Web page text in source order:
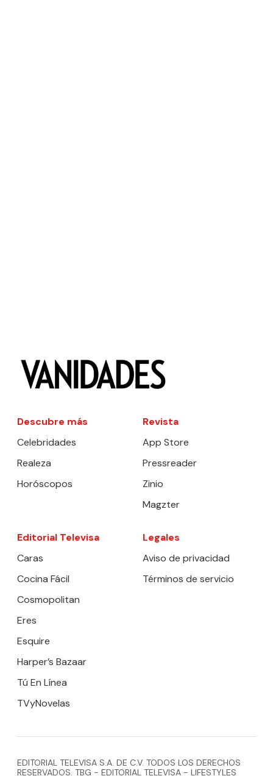
Descubre más
Celebridades
Realeza
Horóscopos
Revista
App Store
Pressreader
Zinio
Magzter
Editorial Televisa
Caras
Cocina Fácil
Cosmopolitan
Eres
Esquire
Harper’s Bazaar
Tú En Línea
TVyNovelas
Legales
Aviso de privacidad
Términos de servicio
EDITORIAL TELEVISA S.A. DE C.V. TODOS LOS DERECHOS
RESERVADOS. TBG - EDITORIAL TELEVISA - LIFESTYLES